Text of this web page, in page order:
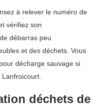
à relever le numéro de
vérifiez son
débarras peu
et des déchets. Vous
décharge sauvage si
déchets de